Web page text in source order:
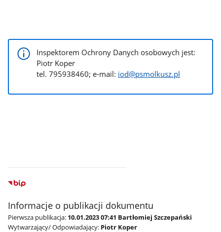
Inspektorem Ochrony Danych osobowych jest:
Piotr Koper
tel. 795938460; e-mail: iod@psmolkusz.pl
Informacje o publikacji dokumentu
Pierwsza publikacja: 10.01.2023 07:41 Bartłomiej Szczepański
Wytwarzający/ Odpowiadający: Piotr Koper